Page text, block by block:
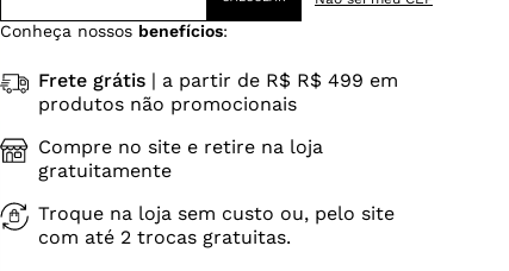
Conheça nossos benefícios:
Frete grátis| a partir de R$ R$ 499 em
produtos não promocionais
Compre no site e retire na loja
gratuitamente
Troque na loja sem custo ou, pelo site
com até 2 trocas gratuitas.